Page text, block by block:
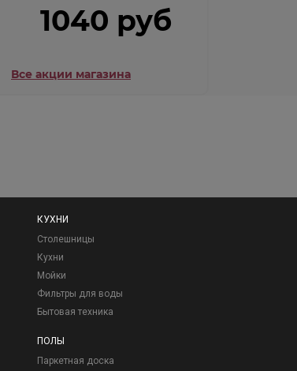
1040 руб
Все акции магазина
КУХНИ
Столешницы
Кухни
Мойки
Фильтры для воды
Бытовая техника
ПОЛЫ
Паркетная доска